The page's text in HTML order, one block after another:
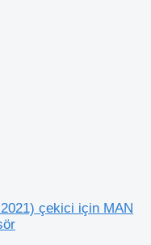
çekici için MAN